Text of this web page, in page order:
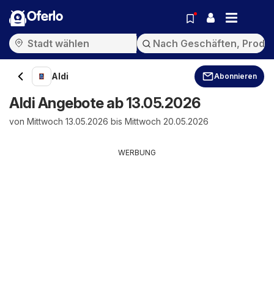
Oferlo
Aldi Abonnieren
Aldi Angebote ab 13.05.2026
von Mittwoch 13.05.2026 bis Mittwoch 20.05.2026
WERBUNG